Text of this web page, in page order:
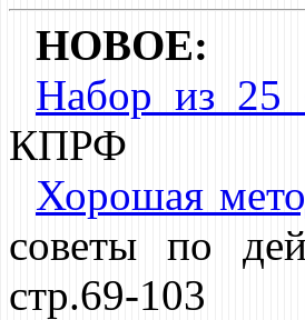
НОВОЕ:
Набор из 25
КПРФ
Хорошая
советы по
стр.69-103